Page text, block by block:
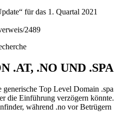
für das 1. Quartal 2021
2489
.AT, .NO UND .SPA
generische Top Level Domain .spa
die Einführung verzögern könnte.
während .no vor Betrügern